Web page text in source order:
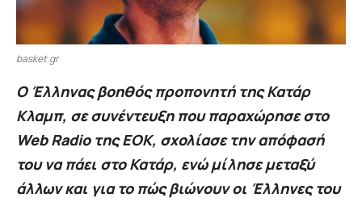
basket.gr
Ο Έλληνας βοηθός προπονητή της Κατάρ
Κλαμπ, σε συνέντευξη που παραχώρησε στο
Web Radio της ΕΟΚ, σχολίασε την απόφασή
του να πάει στο Κατάρ, ενώ μίλησε μεταξύ
άλλων και για το πώς βιώνουν οι Έλληνες του